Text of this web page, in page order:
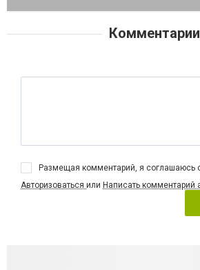
Комментарии
Размещая комментарий, я соглашаюсь
Авторизоваться или Написать комментарий